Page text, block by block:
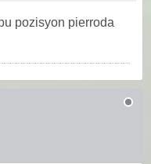
pozisyon pierroda